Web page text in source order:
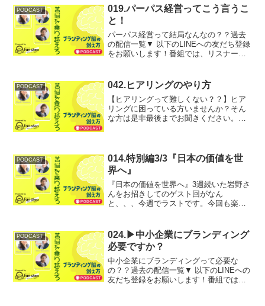
ーマについて、ブランディング姐さんこ
と宮前実幸先生に聞...
PODCAST
019.パーパス経営ってこう言うこ
と！
パーパス経営って結局なんなの？？過去
の配信一覧▼ 以下のLINEへの友だち登録
をお願いします！番組では、リスナーの
テーマについて、ブランディング姐さん
こと宮前実幸先生に...
PODCAST 042.ヒアリングのやり方
【ヒアリングって難しくない？？】ヒア
リングに困っている方いませんか？そん
な方は是非最後までお聞きください。
番組では、リ...
PODCAST
014.特別編3/3『日本の価値を世
界へ』
『日本の価値を世界へ』3週続いた岩野さ
んをお招きしてのゲスト回がなん
と、、、今週でラストです。今回も楽し
は、リスナーの皆様からのお悩みや、ご
相談を募集しています。あ...
PODCAST
024.▶中小企業にブランディング
必要ですか？
中小企業にブランディングって必要な
の？？過去の配信一覧▼ 以下のLINEへの
友だち登録をお願いします！番組では、